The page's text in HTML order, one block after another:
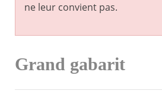
ne leur convient pas.
Grand gabarit